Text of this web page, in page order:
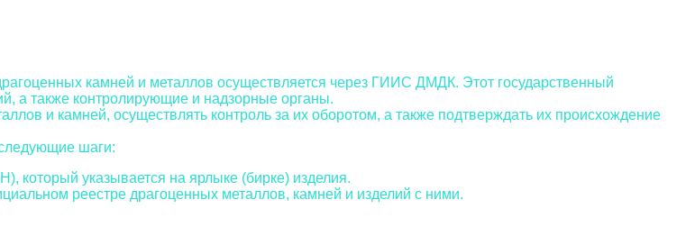
камней и металлов осуществляется через ГИИС ДМДК. Этот государственный
а также контролирующие и надзорные органы.
и камней, осуществлять контроль за их оборотом, а также подтверждать их происхождение
шаги:
который указывается на ярлыке (бирке) изделия.
реестре драгоценных металлов, камней и изделий с ними.